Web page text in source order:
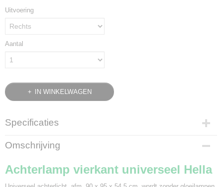
Uitvoering
Aantal
IN WINKELWAGEN
Specificaties
Productcode
1266-307
0,30 Kg
Omschrijving
Achterlamp vierkant universeel Hella